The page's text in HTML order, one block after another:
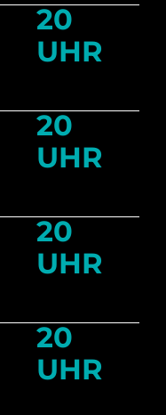
20
UHR
20
UHR
20
UHR
20
UHR